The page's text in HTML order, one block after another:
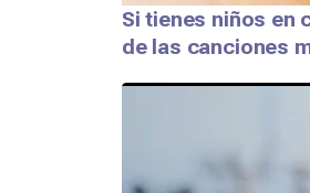
Si tienes niños en
de las canciones